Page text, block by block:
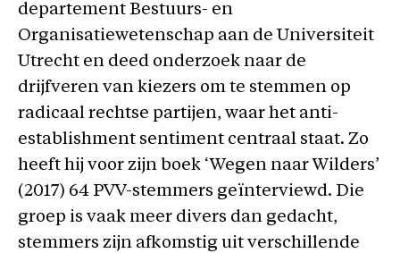
departement Bestuurs- en
Organisatiewetenschap aan de Universiteit
Utrecht en deed onderzoek naar de
drijfveren van kiezers om te stemmen op
radicaal rechtse partijen, waar het anti-
establishment sentiment centraal staat. Zo
heeft hij voor zijn boek ‘Wegen naar Wilders’
(2017) 64 PVV-stemmers geïnterviewd. Die
groep is vaak meer divers dan gedacht,
stemmers zijn afkomstig uit verschillende